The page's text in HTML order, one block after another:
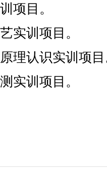
项目。
实训项目。
理认识实训项
实训项目。